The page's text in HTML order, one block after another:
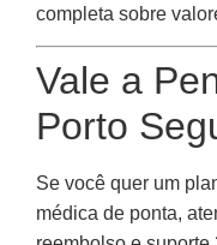
completa sobre
Vale a
Porto
Se você quer um
médica de ponta,